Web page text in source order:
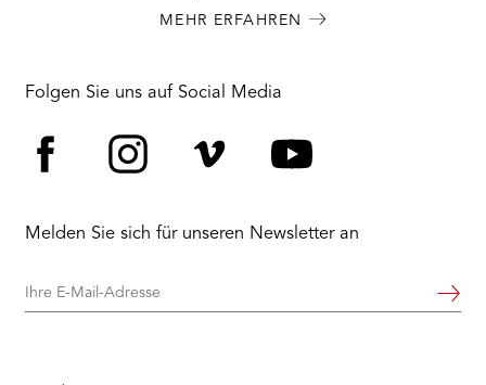
MEHR ERFAHREN
Folgen Sie uns auf Social Media
Melden Sie sich für unseren Newsletter an
Ihre
Weiter